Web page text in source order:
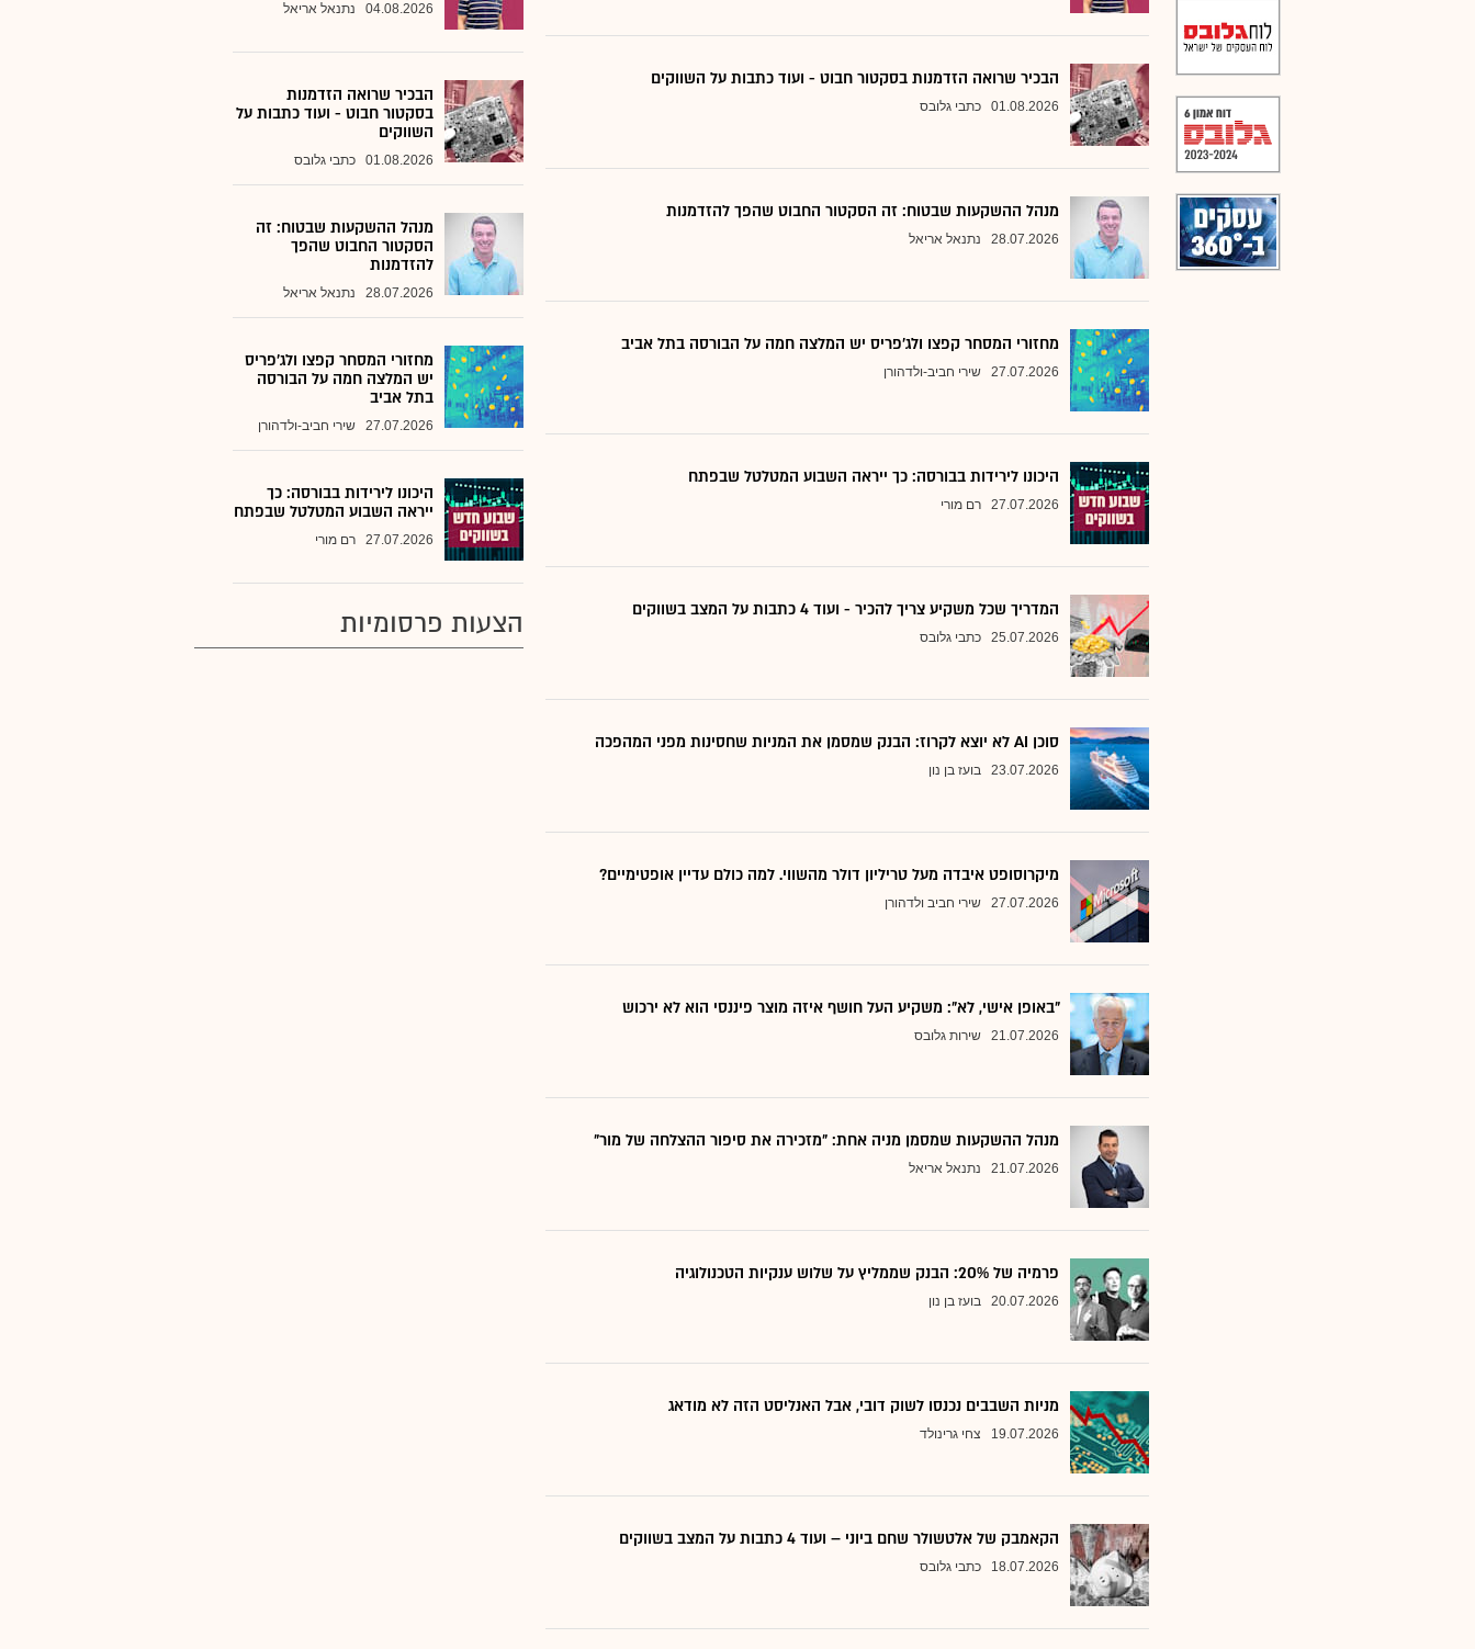
הבכיר שרואה הזדמנות בסקטור חבוט - ועוד כתבות על השווקים
01.08.2026 כתבי גלובס
מנהל ההשקעות שבטוח: זה הסקטור החבוט שהפך להזדמנות
28.07.2026 נתנאל אריאל
מחזורי המסחר קפצו ולג'פריס יש המלצה חמה על הבורסה בתל אביב
27.07.2026 שירי חביב-ולדהורן
היכונו לירידות בבורסה: כך ייראה השבוע המטלטל שבפתח
27.07.2026 רם מורי
המדריך שכל משקיע צריך להכיר - ועוד 4 כתבות על המצב בשווקים
25.07.2026 כתבי גלובס
סוכן AI לא יוצא לקרוז: הבנק שמסמן את המניות שחסינות מפני המהפכה
23.07.2026 בועז בן נון
מיקרוסופט איבדה מעל טריליון דולר מהשווי. למה כולם עדיין אופטימיים?
27.07.2026 שירי חביב ולדהורן
"באופן אישי, לא": משקיע העל חושף איזה מוצר פיננסי הוא לא ירכוש
21.07.2026 שירות גלובס
מנהל ההשקעות שמסמן מניה אחת: "מזכירה את סיפור ההצלחה של מור"
21.07.2026 נתנאל אריאל
פרמיה של 20%: הבנק שממליץ על שלוש ענקיות הטכנולוגיה
20.07.2026 בועז בן נון
מניות השבבים נכנסו לשוק דובי, אבל האנליסט הזה לא מודאג
19.07.2026 צחי גרינולד
הקאמבק של אלטשולר שחם ביוני – ועוד 4 כתבות על המצב בשווקים
18.07.2026 כתבי גלובס
04.08.2026 נתנאל אריאל
הבכיר שרואה הזדמנות
בסקטור חבוט - ועוד כתבות על
השווקים
01.08.2026 כתבי גלובס
מנהל ההשקעות שבטוח: זה
הסקטור החבוט שהפך
להזדמנות
28.07.2026 נתנאל אריאל
מחזורי המסחר קפצו ולג'פריס
יש המלצה חמה על הבורסה
בתל אביב
27.07.2026 שירי חביב-ולדהורן
היכונו לירידות בבורסה: כך
ייראה השבוע המטלטל שבפתח
27.07.2026 רם מורי
הצעות פרסומיות